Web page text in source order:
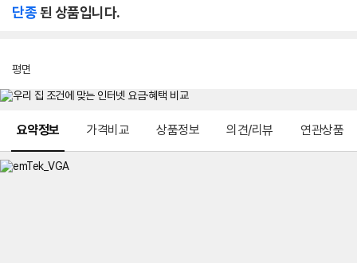
단종된 상품입니다.
평면
요약정보 가격비교 상품정보 의견/리뷰 연관상품